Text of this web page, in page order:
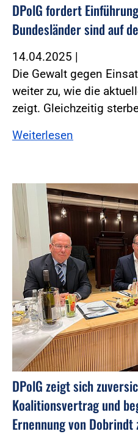
DPolG fordert
Bundesländer sind auf
14.04.2025 |
Die Gewalt gegen
weiter zu, wie die
zeigt. Gleichzeitig
Weiterlesen
DPolG zeigt sich
Koalitionsvertrag und
Ernennung von